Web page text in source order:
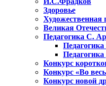
Здоровье
Великая
Педагогика С.
Педагогика
Конкурс
Конкурс «Во
Конкурс новой